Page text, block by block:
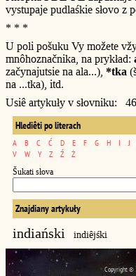
vystupaje pudlaśkie słovo z
* * *
U poli pošuku Vy možete
mnôhoznačnika, na prykład:
začynajutsie na ala...), *tka
na ...tka), itd.
Usiê artykuły v słovniku:
Hlediêti po literach
A B C Ć D E F G H I J
V
W Y Z Ź Ż
Šukati słova
Znajdiany artykuły
indiański indiêjśki
Copyright